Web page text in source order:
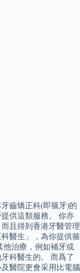
齒矯正科(即箍牙)的
供這類服務。 你亦
且得到香港牙醫管理
醫生」，為你提供箍
他治療，例如補牙或
科醫生的。 而爲了
醫院更會采用比電腦